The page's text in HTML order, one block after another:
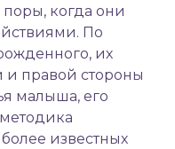
когда они
По
их
и правой стороны
малыша, его
известных